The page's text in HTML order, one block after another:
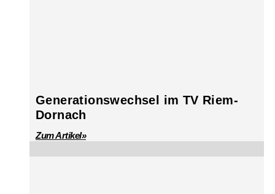
Generationswechsel im TV Riem-
Dornach
Zum Artikel»